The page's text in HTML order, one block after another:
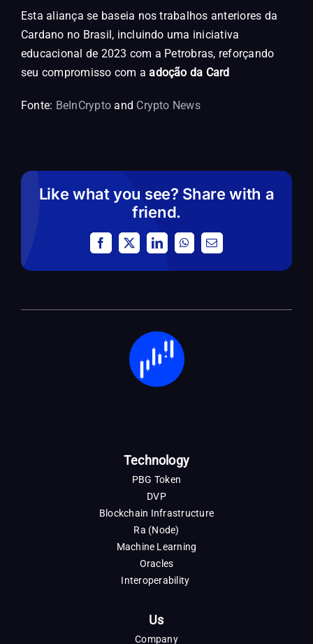
Esta aliança se baseia nos trabalhos anteriores da
Cardano no Brasil, incluindo uma iniciativa
educacional de 2023 com a Petrobras, reforçando
seu compromisso com aadoção da Card
Fonte: BeInCrypto and Crypto News
Like what you see? Share with a
friend.
Facebook
X LinkedInWhatsApp
Email
Technology
PBG Token
DVP
Blockchain Infrastructure
Ra (Node)
Machine Learning
Oracles
Interoperability
Us
Company